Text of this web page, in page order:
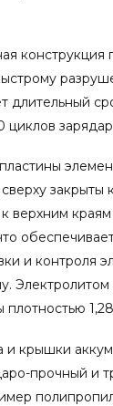
конструкция
длительный
закрыты
верхним
и контроля
плотностью
и крышки
прочный и